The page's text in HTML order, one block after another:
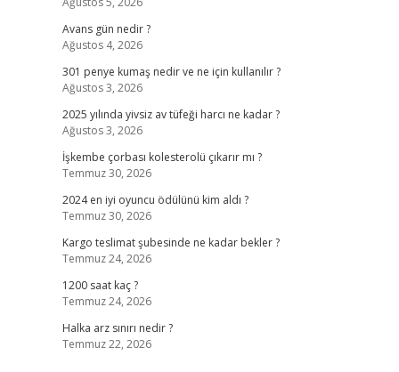
Avans gün nedir ?
Ağustos 4, 2026
301 penye kumaş nedir ve ne için kullanılır ?
Ağustos 3, 2026
2025 yılında yivsiz av tüfeği harcı ne kadar ?
Ağustos 3, 2026
İşkembe çorbası kolesterolü çıkarır mı ?
Temmuz 30, 2026
2024 en iyi oyuncu ödülünü kim aldı ?
Temmuz 30, 2026
Kargo teslimat şubesinde ne kadar bekler ?
Temmuz 24, 2026
1200 saat kaç ?
Temmuz 24, 2026
Halka arz sınırı nedir ?
Temmuz 22, 2026